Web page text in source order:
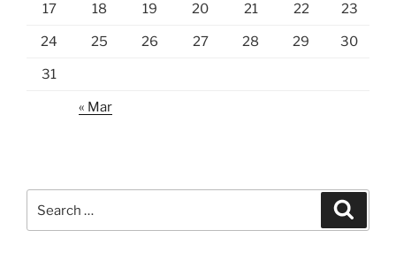
17 18 19 20 21 22 23
24 25 26 27 28 29 30
31
« Mar
for: